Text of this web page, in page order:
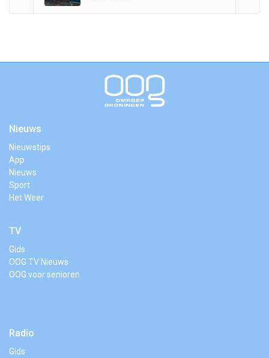
Nieuws
Nieuwstips
App
Nieuws
Sport
Het Weer
TV
Gids
OOG TV Nieuws
OOG voor senioren
Radio
Gids